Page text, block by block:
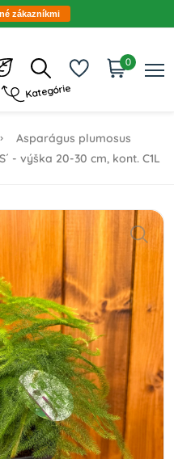
zákazníkmi
Kategórie
0
Asparágus plumosus
- výška 20-30 cm, kont. C1L